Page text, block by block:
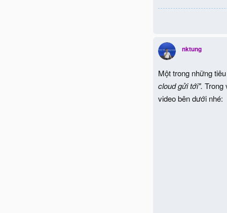
nktung
Một trong những
cloud gửi tới". Trong
video bên dưới nhé: